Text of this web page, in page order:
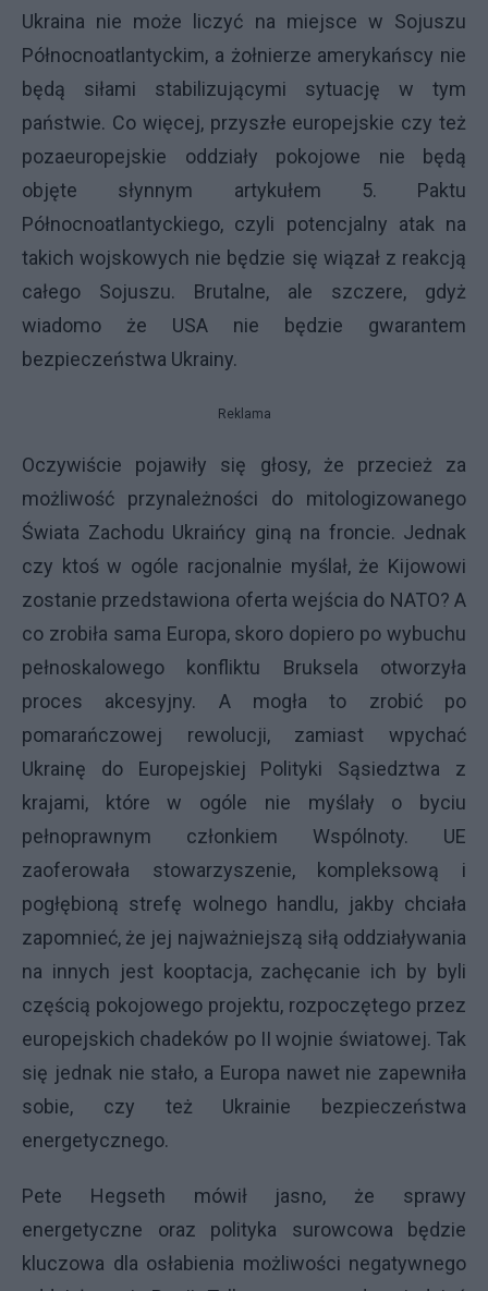
Ukraina nie może liczyć na miejsce w Sojuszu
Północnoatlantyckim, a żołnierze amerykańscy nie
będą siłami stabilizującymi sytuację w tym
państwie. Co więcej, przyszłe europejskie czy też
pozaeuropejskie oddziały pokojowe nie będą
objęte słynnym artykułem 5. Paktu
Północnoatlantyckiego, czyli potencjalny atak na
takich wojskowych nie będzie się wiązał z reakcją
całego Sojuszu. Brutalne, ale szczere, gdyż
wiadomo że USA nie będzie gwarantem
bezpieczeństwa Ukrainy.
Reklama
Oczywiście pojawiły się głosy, że przecież za
możliwość przynależności do mitologizowanego
Świata Zachodu Ukraińcy giną na froncie. Jednak
czy ktoś w ogóle racjonalnie myślał, że Kijowowi
zostanie przedstawiona oferta wejścia do NATO? A
co zrobiła sama Europa, skoro dopiero po wybuchu
pełnoskalowego konfliktu Bruksela otworzyła
proces akcesyjny. A mogła to zrobić po
pomarańczowej rewolucji, zamiast wpychać
Ukrainę do Europejskiej Polityki Sąsiedztwa z
krajami, które w ogóle nie myślały o byciu
pełnoprawnym członkiem Wspólnoty. UE
zaoferowała stowarzyszenie, kompleksową i
pogłębioną strefę wolnego handlu, jakby chciała
zapomnieć, że jej najważniejszą siłą oddziaływania
na innych jest kooptacja, zachęcanie ich by byli
częścią pokojowego projektu, rozpoczętego przez
europejskich chadeków po II wojnie światowej. Tak
się jednak nie stało, a Europa nawet nie zapewniła
sobie, czy też Ukrainie bezpieczeństwa
energetycznego.
Pete Hegseth mówił jasno, że sprawy
energetyczne oraz polityka surowcowa będzie
kluczowa dla osłabienia możliwości negatywnego